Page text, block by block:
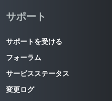
サポート
サポートを受ける
フォーラム
サービスステータス
変更ログ